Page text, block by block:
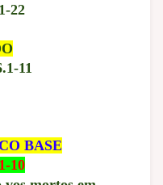
22
11
BASE
10